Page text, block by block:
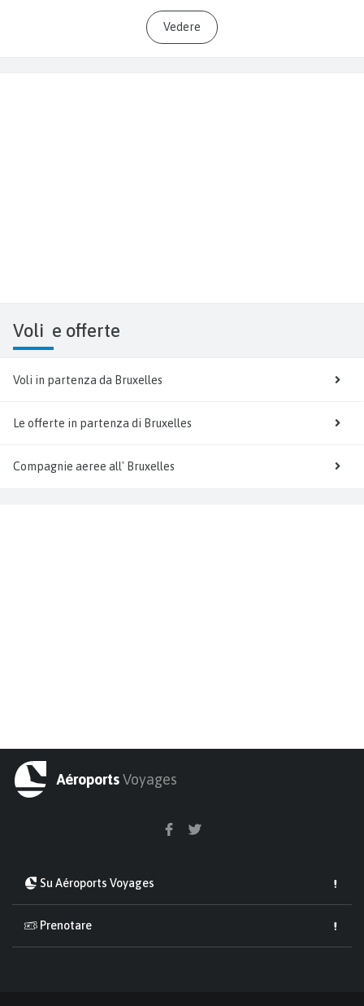
Vedere
Voli e offerte
Voli in partenza da Bruxelles
Le offerte in partenza di Bruxelles
Compagnie aeree all' Bruxelles
AéroportsVoyages
Su Aéroports Voyages
Prenotare